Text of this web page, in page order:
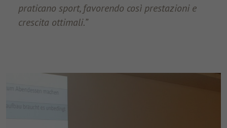
praticano sport, favorendo così prestazioni e
crescita ottimali.”